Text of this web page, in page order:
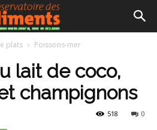
plats Poissons-mer
lait de coco,
champignons
0
518